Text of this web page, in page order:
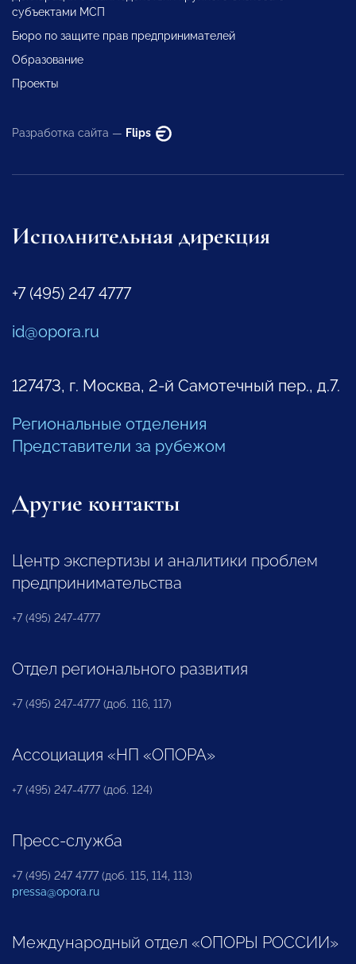
субъектами МСП
Бюро по защите прав предпринимателей
Образование
Проекты
Разработка сайта — Flips
Исполнительная дирекция
+7 (495) 247 4777
id@opora.ru
127473, г. Москва, 2-й Самотечный пер., д.7.
Региональные отделения
Представители за рубежом
Другие контакты
Центр экспертизы и аналитики проблем
предпринимательства
+7 (495) 247-4777
Отдел регионального развития
+7 (495) 247-4777 (доб. 116, 117)
Ассоциация «НП «ОПОРА»
+7 (495) 247-4777 (доб. 124)
Пресс-служба
+7 (495) 247 4777 (доб. 115, 114, 113)
pressa@opora.ru
Международный отдел «ОПОРЫ РОССИИ»